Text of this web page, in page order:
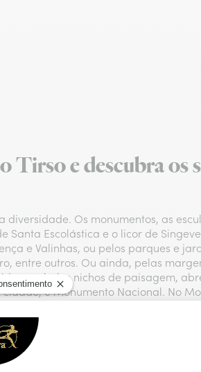
Tirso e descubra os
Os monumentos, as
Santa Escolástica e o licor de
e Valinhas, ou pelos parques e
entre outros. Ou ainda, pelas
em belos nichos de paisagem,
é Monumento Nacional. No
da camélia. Os Dias da
do concurso de camélias
de associações de Santo Tirso